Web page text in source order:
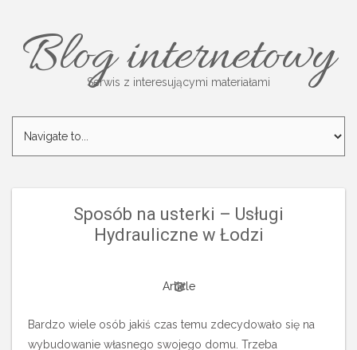
Blog internetowy
Serwis z interesującymi materiałami
Sposób na usterki – Usługi
Hydrauliczne w Łodzi
Article
Bardzo wiele osób jakiś czas temu zdecydowało się na
wybudowanie własnego swojego domu. Trzeba